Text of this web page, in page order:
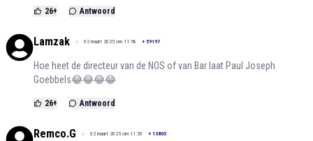
26+ Antwoord
Lamzak 02 maart 2025 om 11:58 + 59197
Hoe heet de directeur van de NOS of van Bar laat Paul Joseph
Goebbels😂😂😂😂
26+ Antwoord
Remco.G 02 maart 2025 om 11:50 + 13865